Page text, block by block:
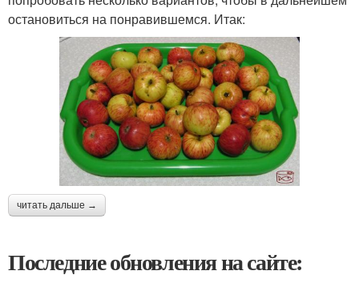
остановиться на понравившемся. Итак:
читать дальше →
Последние обновления на сайте: